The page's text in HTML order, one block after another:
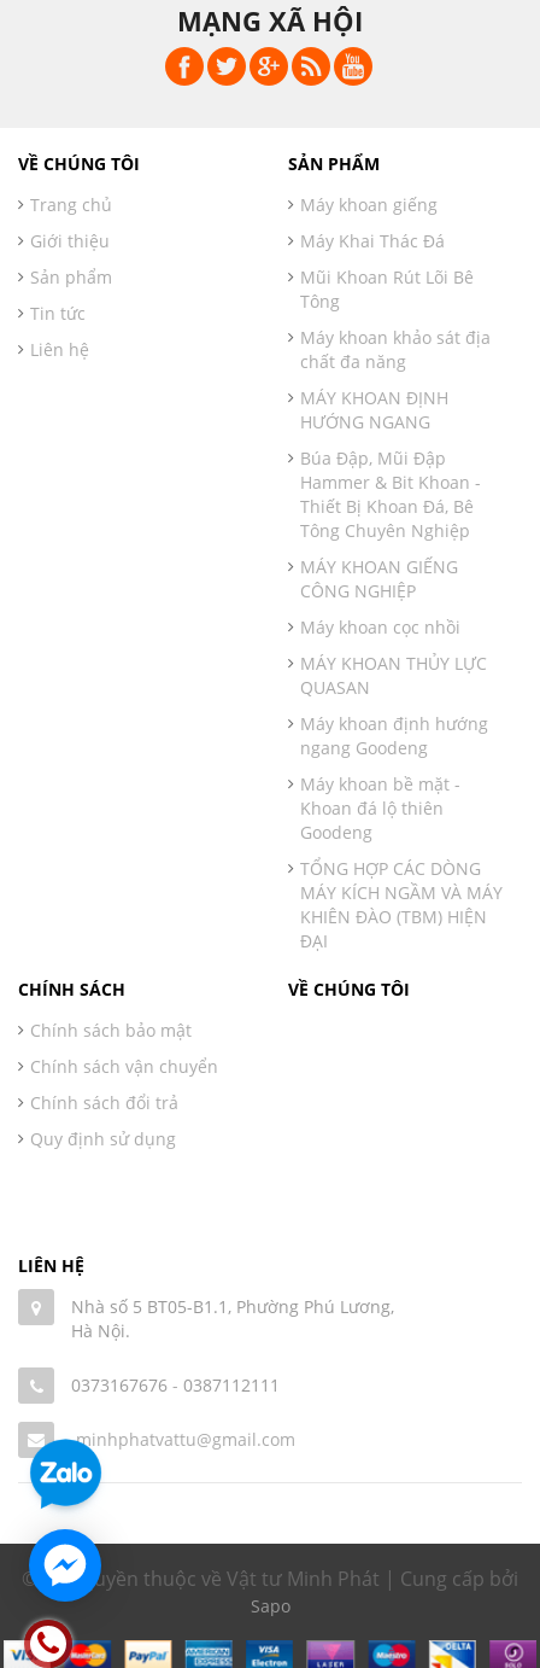
MẠNG XÃ HỘI
VỀ CHÚNG TÔI
Trang chủ
Giới thiệu
Sản phẩm
Tin tức
Liên hệ
SẢN PHẨM
Máy khoan giếng
Máy Khai Thác Đá
Mũi Khoan Rút Lõi Bê
Tông
Máy khoan khảo sát địa
chất đa năng
MÁY KHOAN ĐỊNH
HƯỚNG NGANG
Búa Đập, Mũi Đập
Hammer & Bit Khoan -
Thiết Bị Khoan Đá, Bê
Tông Chuyên Nghiệp
MÁY KHOAN GIẾNG
CÔNG NGHIỆP
Máy khoan cọc nhồi
MÁY KHOAN THỦY LỰC
QUASAN
Máy khoan định hướng
ngang Goodeng
Máy khoan bề mặt -
Khoan đá lộ thiên
Goodeng
TỔNG HỢP CÁC DÒNG
MÁY KÍCH NGẦM VÀ MÁY
KHIÊN ĐÀO (TBM) HIỆN
ĐẠI
CHÍNH SÁCH
Chính sách bảo mật
Chính sách vận chuyển
Chính sách đổi trả
Quy định sử dụng
VỀ CHÚNG TÔI
LIÊN HỆ
Nhà số 5 BT05-B1.1, Phường Phú Lương,
Hà Nội.
0373167676 - 0387112111
minhphatvattu@gmail.com
© Bản quyền thuộc về Vật tư Minh Phát | Cung cấp bởi
Sapo